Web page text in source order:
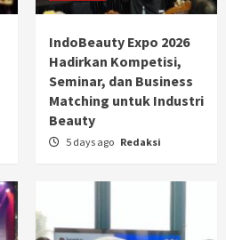
IndoBeauty Expo 2026
Hadirkan Kompetisi,
Seminar, dan Business
Matching untuk Industri
Beauty
5 days ago Redaksi